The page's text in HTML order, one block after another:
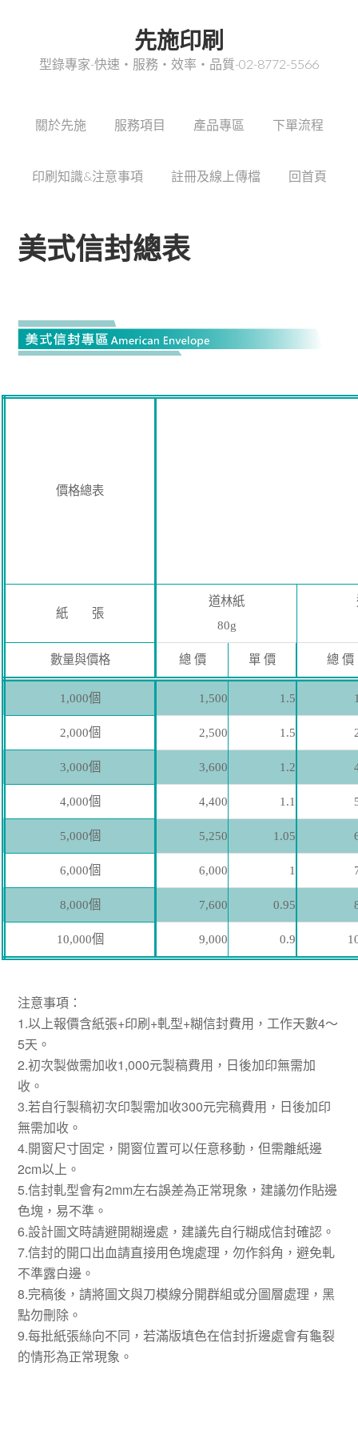
先施印刷
型錄專家-快速‧服務‧效率‧品質-02-8772-5566
關於先施 服務項目 產品專區 下單流程
印刷知識&注意事項 註冊及線上傳檔 回首頁
美式信封總表
價格總表
紙 張
道林紙
80g
數量與價格 總 價 單 價 總 價
1,000個 1,500 1.5
2,000個 2,500 1.5
3,000個 3,600 1.2
4,000個 4,400 1.1
5,000個 5,250 1.05
6,000個 6,000 1
8,000個 7,600 0.95
10,000個 9,000 0.9
注意事項：
1.以上報價含紙張+印刷+軋型+糊信封費用，工作天數4～
5天。
2.初次製做需加收1,000元製稿費用，日後加印無需加
收。
3.若自行製稿初次印製需加收300元完稿費用，日後加印
無需加收。
4.開窗尺寸固定，開窗位置可以任意移動，但需離紙邊
2cm以上。
5.信封軋型會有2mm左右誤差為正常現象，建議勿作貼邊
色塊，易不準。
6.設計圖文時請避開糊邊處，建議先自行糊成信封確認。
7.信封的開口出血請直接用色塊處理，勿作斜角，避免軋
不準露白邊。
8.完稿後，請將圖文與刀模線分開群組或分圖層處理，黑
點勿刪除。
9.每批紙張絲向不同，若滿版填色在信封折邊處會有龜裂
的情形為正常現象。